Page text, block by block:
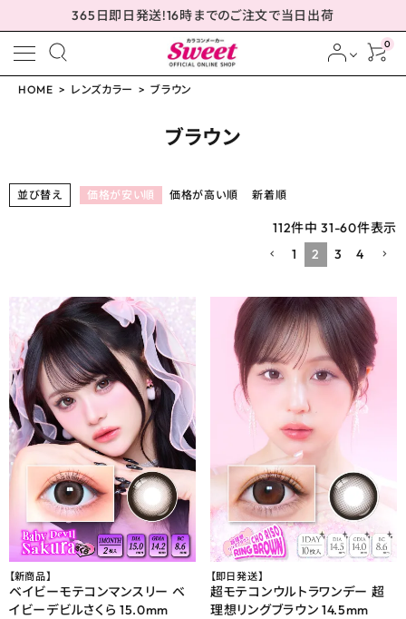
365日即日発送!16時までのご注文で当日出荷
0
meeting_room ログイン person
お支払い方法について
お買い物ガイド
お問い合わせ
よくあるご質問
ブログページ
HOME レンズカラー ブラウン
ブラウン
並び替え 価格が安い順 価格が高い順 新着順
112件中 31-60件表示
1
2 3 4
【新商品】
ベイビーモテコンマンスリー ベ
イビーデビルさくら 15.0mm
【即日発送】
超モテコンウルトラワンデー 超
理想リングブラウン 14.5mm